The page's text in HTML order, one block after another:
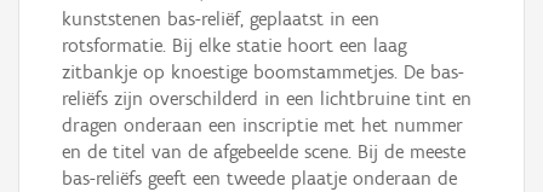
kunststenen bas-reliëf, geplaatst in een
rotsformatie. Bij elke statie hoort een laag
zitbankje op knoestige boomstammetjes. De bas-
reliëfs zijn overschilderd in een lichtbruine tint en
dragen onderaan een inscriptie met het nummer
en de titel van de afgebeelde scene. Bij de meeste
bas-reliëfs geeft een tweede plaatje onderaan de